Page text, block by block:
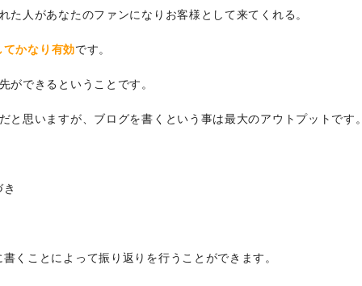
た人があなたのファンになりお客様として来てくれる。
かなり有効です。
ができるということです。
と思いますが、ブログを書くという事は最大のアウトプットです。
くことによって振り返りを行うことができます。